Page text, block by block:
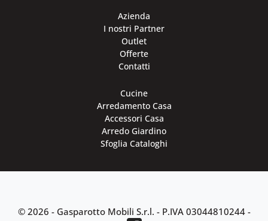
Azienda
I nostri Partner
Outlet
Offerte
Contatti
Cucine
Arredamento Casa
Accessori Casa
Arredo Giardino
Sfoglia Cataloghi
© 2026 - Gasparotto Mobili S.r.l. - P.IVA 03044810244-